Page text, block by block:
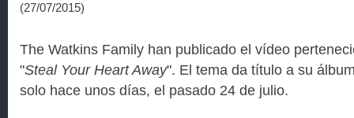
(27/07/2015)
The Watkins Family han publicado el vídeo
"Steal Your Heart Away". El tema da título a su
solo hace unos días, el pasado 24 de julio.